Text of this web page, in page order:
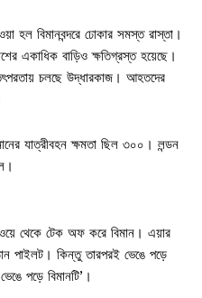
হল বিমানবন্দরে ঢোকার সমস্ত রাস্তা।
একাধিক বাড়িও ক্ষতিগ্রস্ত হয়েছে।
চলছে উদ্ধারকাজ। আহতদের
যাত্রীবহন ক্ষমতা ছিল ৩০০। লন্ডন
জ্বালানিও ছিল।
থেকে টেক অফ করে বিমান। এয়ার
পাইলট। কিন্তু তারপরই ভেঙে পড়ে
ভেঙে পড়ে বিমানটি’।